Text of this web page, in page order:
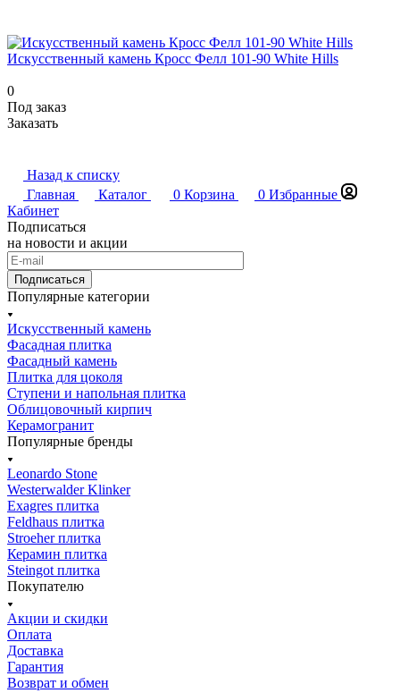
Искусственный камень Кросс Фелл 101-90 White Hills
0
Под заказ
Заказать
Назад к списку
Главная
Каталог 0 Корзина 0 Избранные
Кабинет
Подписаться
на новости и акции
Подписаться
Популярные категории
Искусственный камень
Фасадная плитка
Фасадный камень
Плитка для цоколя
Ступени и напольная плитка
Облицовочный кирпич
Керамогранит
Популярные бренды
Leonardo Stone
Westerwalder Klinker
Exagres плитка
Feldhaus плитка
Stroeher плитка
Керамин плитка
Steingot плитка
Покупателю
Акции и скидки
Оплата
Доставка
Гарантия
Возврат и обмен